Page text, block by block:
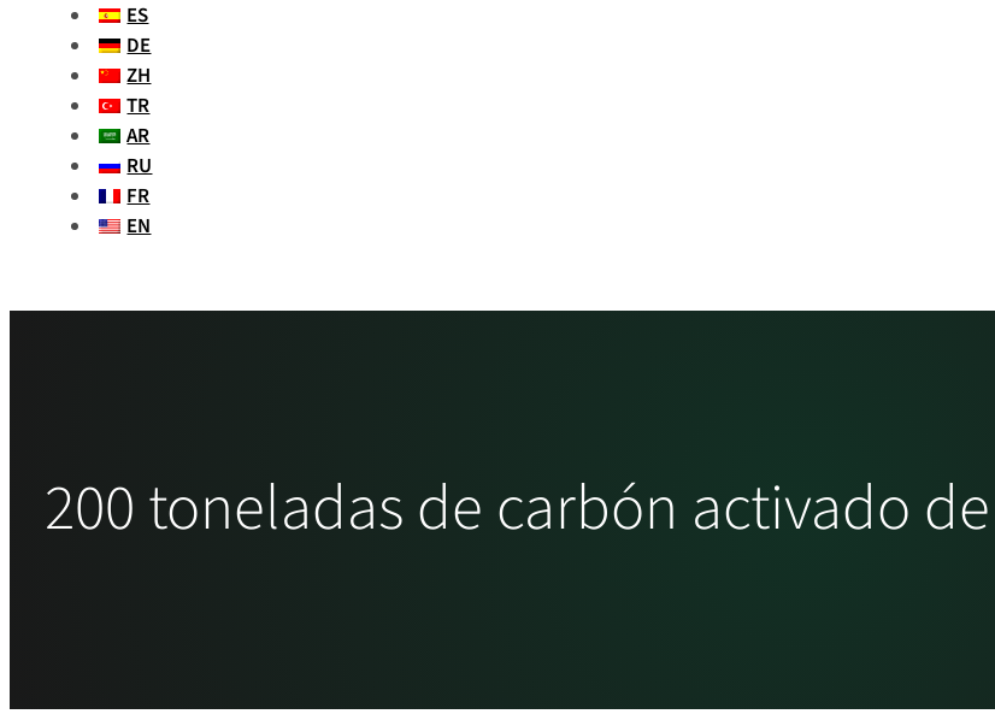
ES
DE
ZH
TR
AR
RU
FR
EN
200 toneladas de carbón activado